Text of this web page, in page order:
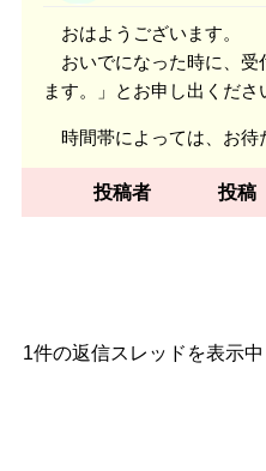
おはようございます。
おいでになった時に、受
ます。」とお申し出くださ
時間帯によっては、お待
投稿者 投稿
1件の返信スレッドを表示中